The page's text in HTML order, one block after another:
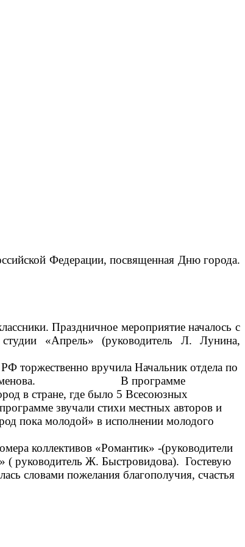
Федерации, посвященная Дню города.
Праздничное мероприятие началось с
«Апрель» (руководитель Л. Лунина,
торжественно вручила Начальник отдела по
А.Н.Семенова. В программе
в стране, где было 5 Всесоюзных
звучали стихи местных авторов и
пока молодой» в исполнении молодого
коллективов «Романтик» -(руководители
( руководитель Ж. Быстровидова). Гостевую
словами пожелания благополучия, счастья